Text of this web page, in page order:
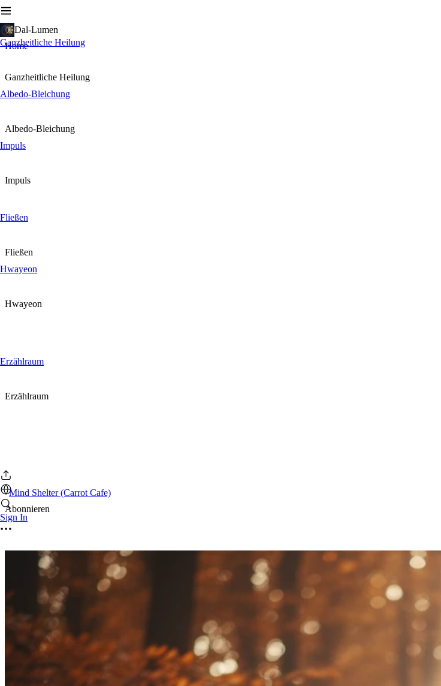
Dal-Lumen
Ganzheitliche Heilung
Albedo-Bleichung
Impuls
Fließen
Hwayeon
Erzählraum
Sign In
Home
Ganzheitliche Heilung
Albedo-Bleichung
Impuls
Fließen
Hwayeon
Erzählraum
Mind Shelter (Carrot Cafe)
Abonnieren